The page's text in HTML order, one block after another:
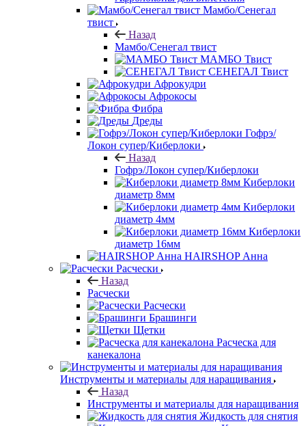
Мамбо/Сенегал
твист
Назад
Мамбо/Сенегал твист
МАМБО Твист
СЕНЕГАЛ Твист
Афрокудри
Афрокосы
Фибра
Дреды
Гофрэ/
Локон супер/Киберлоки
Назад
Гофрэ/Локон супер/Киберлоки
Киберлоки
диаметр 8мм
Киберлоки
диаметр 4мм
Киберлоки
диаметр 16мм
HAIRSHOP Анна
Расчески
Назад
Расчески
Расчески
Брашинги
Щетки
Расческа для
канекалона
Инструменты и материалы для наращивания
Назад
Инструменты и материалы для наращивания
Жидкость для снятия